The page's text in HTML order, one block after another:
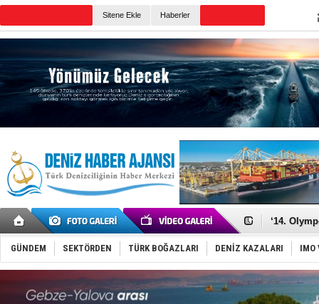
Sitene Ekle Haberler
Denizcilik
‘14.
Taksi
TÜRKLİM
SOCAR da
GÜNDEM SEKTÖRDEN TÜRK BOĞAZLARI DENİZ KAZALARI IMO